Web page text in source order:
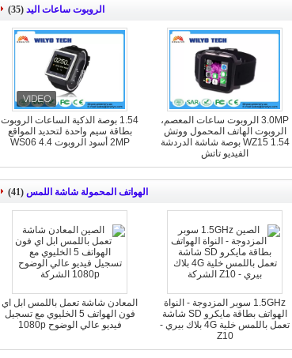
الروبوت ساعات اليد (35)
1.54 بوصة الذكية الساعات الروبوت
بطاقة سيم واحدة لتحديد المواقع
2MP أسود الروبوت 4.4 WS06
3.0MP الروبوت ساعات المعصم،
الروبوت الهاتف المحمول ووتش
WZ15 1.54 بوصة شاشة الدردشة
الفيديو تاتش
الهواتف المحمولة شاشة اللمس (41)
المعادن شاشة تعمل باللمس ابل اي
فون الهواتف 5 الخليوي مع تسجيل
فيديو عالي الوضوح 1080p
1.5GHz سوبر المزدوجة - النواة
الهواتف بطاقة مايكرو SD شاشة
تعمل باللمس خلية 4G بلاك بيري -
Z10